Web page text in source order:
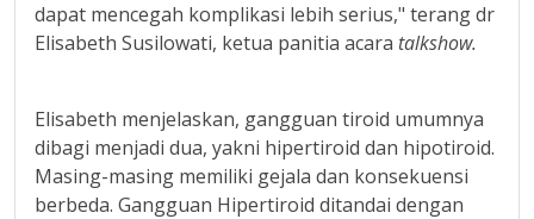
dapat mencegah komplikasi lebih serius," terang dr
Elisabeth Susilowati, ketua panitia acara talkshow.
Elisabeth menjelaskan, gangguan tiroid umumnya
dibagi menjadi dua, yakni hipertiroid dan hipotiroid.
Masing-masing memiliki gejala dan konsekuensi
berbeda. Gangguan Hipertiroid ditandai dengan